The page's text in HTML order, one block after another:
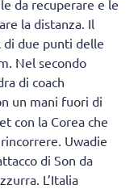
da recuperare e le
la distanza. Il
di due punti delle
Nel secondo
di coach
un mani fuori di
con la Corea che
Uwadie
di Son da
L’Italia